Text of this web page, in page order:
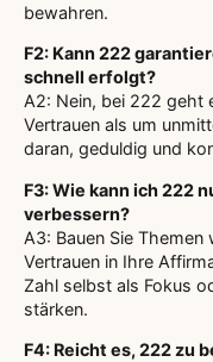
bewahren.
F2: Kann 222
schnell erfolgt?
A2: Nein, bei 222 geht
Vertrauen als um
daran, geduldig und
F3: Wie kann ich 222
verbessern?
A3: Bauen Sie
Vertrauen in Ihre
Zahl selbst als Fokus
stärken.
F4: Reicht es, 222 zu